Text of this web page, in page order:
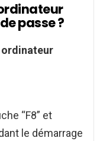
passe ?
“F8” et
le démarrage